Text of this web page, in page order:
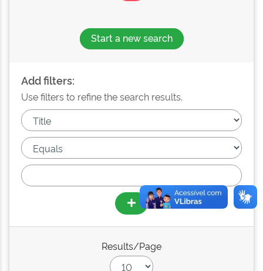
Start a new search
Add filters:
Use filters to refine the search results.
Results/Page